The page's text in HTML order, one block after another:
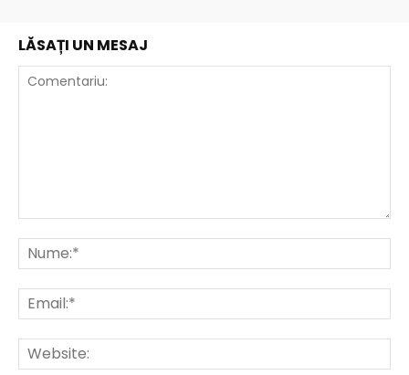
LĂSAȚI UN MESAJ